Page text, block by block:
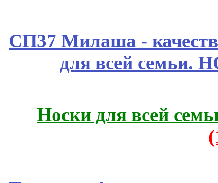
СП37 Милаша -
для всей семьи.
Носки для всей